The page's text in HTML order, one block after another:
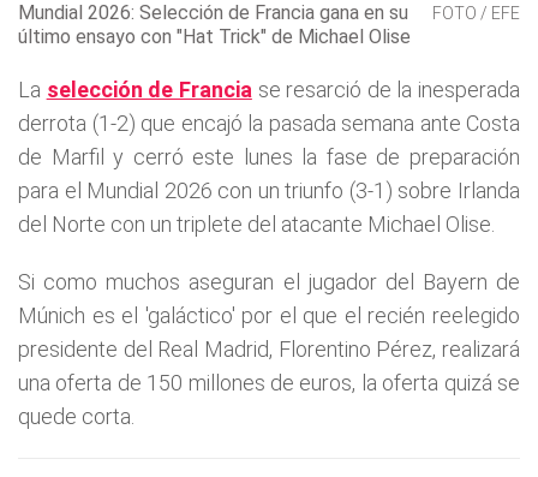
Mundial 2026: Selección de Francia gana en su
último ensayo con "Hat Trick" de Michael Olise
FOTO / EFE
La selección de Francia se resarció de la inesperada
derrota (1-2) que encajó la pasada semana ante Costa
de Marfil y cerró este lunes la fase de preparación
para el Mundial 2026 con un triunfo (3-1) sobre Irlanda
del Norte con un triplete del atacante Michael Olise.
Si como muchos aseguran el jugador del Bayern de
Múnich es el 'galáctico' por el que el recién reelegido
presidente del Real Madrid, Florentino Pérez, realizará
una oferta de 150 millones de euros, la oferta quizá se
quede corta.